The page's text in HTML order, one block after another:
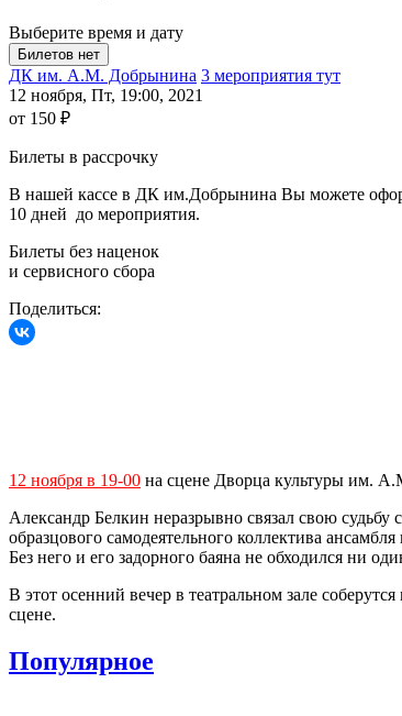
Выберите время и дату
ДК им. А.М. Добрынина 3 мероприятия тут
12 ноября, Пт, 19:00, 2021
от 150 ₽
Билеты в рассрочку
В нашей кассе в ДК им.Добрынина Вы можете
10 дней до мероприятия.
Билеты без наценок
и сервисного сбора
Поделиться:
12 ноября в 19-00 на сцене Дворца культуры им.
Александр Белкин неразрывно связал свою
образцового самодеятельного коллектива
Без него и его задорного баяна не обходился ни
В этот осенний вечер в театральном зале
сцене.
Популярное